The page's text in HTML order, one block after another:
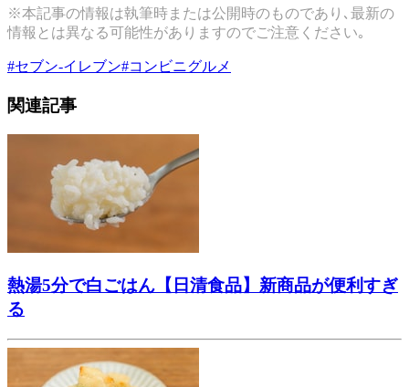
※本記事の情報は執筆時または公開時のものであり､最新の
情報とは異なる可能性がありますのでご注意ください｡
#セブン-イレブン#コンビニグルメ
関連記事
熱湯5分で白ごはん【日清食品】新商品が便利すぎ
る